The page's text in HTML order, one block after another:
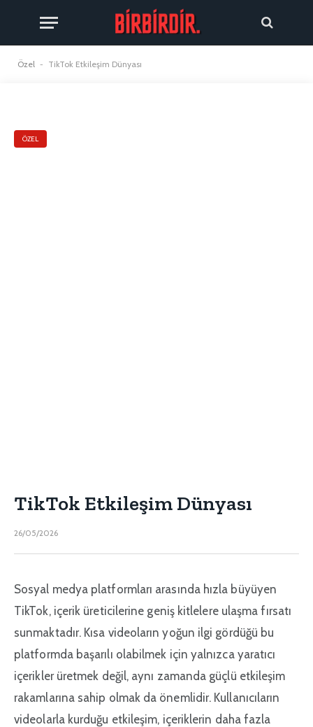
Özel - TikTok Etkileşim Dünyası
ÖZEL
TikTok Etkileşim Dünyası
26/05/2026
Sosyal medya platformları arasında hızla büyüyen
TikTok, içerik üreticilerine geniş kitlelere ulaşma fırsatı
sunmaktadır. Kısa videoların yoğun ilgi gördüğü bu
platformda başarılı olabilmek için yalnızca yaratıcı
içerikler üretmek değil, aynı zamanda güçlü etkileşim
rakamlarına sahip olmak da önemlidir. Kullanıcıların
videolarla kurduğu etkileşim, içeriklerin daha fazla